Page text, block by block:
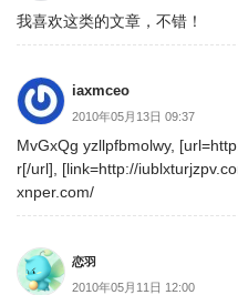
我喜欢这类的文章，不错！
iaxmceo
2010年05月13日 09:37
MvGxQg yzllpfbmolwy,
r[/url], [link=http://
xnper.com/
恋羽
2010年05月11日 12:00